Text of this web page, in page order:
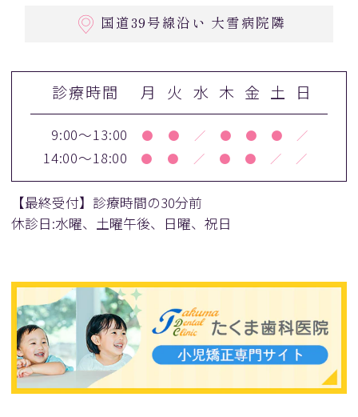
国道39号線沿い 大雪病院隣
診療時間 月 火 水 木 金 土 日
9:00～13:00 ● ● ／ ● ● ● ／
14:00～18:00 ● ● ／ ● ● ／ ／
【最終受付】診療時間の30分前
休診日:水曜、土曜午後、日曜、祝日